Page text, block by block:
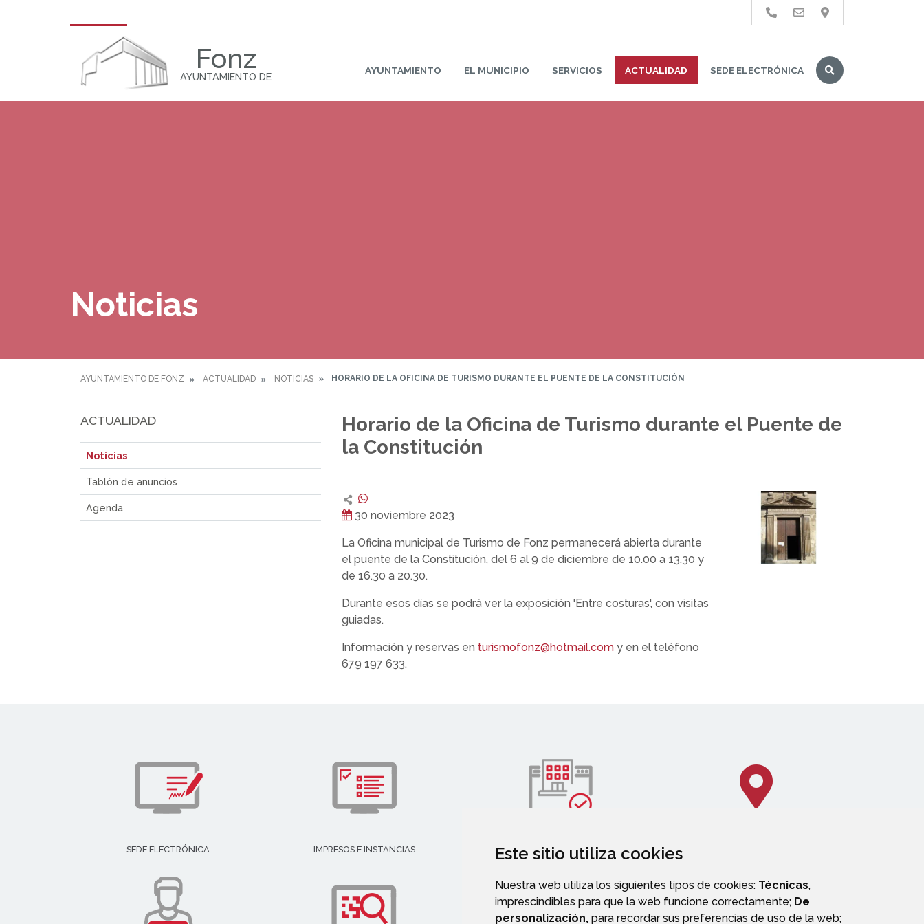
Este sitio utiliza cookies
Nuestra web utiliza los siguientes tipos de cookies: Técnicas,
imprescindibles para que la web funcione correctamente; De
personalización, para recordar sus preferencias de uso de la web;
Fonz
AYUNTAMIENTO DE
AYUNTAMIENTO EL MUNICIPIO SERVICIOS ACTUALIDAD SEDE ELECTRÓNICA
Buscar
Noticias
AYUNTAMIENTO DE FONZ ACTUALIDAD NOTICIAS HORARIO DE LA OFICINA DE TURISMO DURANTE EL PUENTE DE LA CONSTITUCIÓN
ACTUALIDAD
Noticias
Tablón de anuncios
Agenda
Horario de la Oficina de Turismo durante el Puente de
la Constitución
30 noviembre 2023
La Oficina municipal de Turismo de Fonz permanecerá abierta durante
el puente de la Constitución, del 6 al 9 de diciembre de 10.00 a 13.30 y
de 16.30 a 20.30.
Durante esos días se podrá ver la exposición 'Entre costuras', con visitas
guiadas.
Información y reservas en turismofonz@hotmail.com y en el teléfono
679 197 633.
SEDE ELECTRÓNICA IMPRESOS E INSTANCIAS
DIRECTORIO EMPRESARIAL